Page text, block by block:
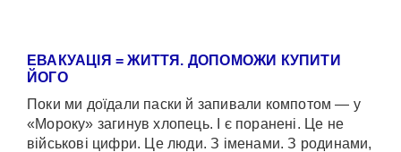
ЕВАКУАЦІЯ = ЖИТТЯ. ДОПОМОЖИ КУПИТИ
ЙОГО
Поки ми доїдали паски й запивали компотом — у
«Мороку» загинув хлопець. І є поранені. Це не
військові цифри. Це люди. З іменами. З родинами,